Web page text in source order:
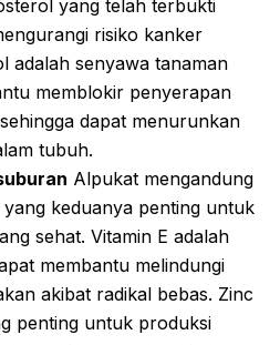
yang telah terbukti
risiko kanker
adalah senyawa tanaman
memblokir penyerapan
dapat menurunkan
tubuh.
Alpukat mengandung
keduanya penting untuk
sehat. Vitamin E adalah
membantu melindungi
akibat radikal bebas. Zinc
penting untuk produksi